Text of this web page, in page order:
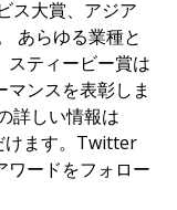
ス大賞、アジア
あらゆる業種と
スティービー賞は
ンスを表彰しま
詳しい情報は
けます。Twitter
ードをフォロー